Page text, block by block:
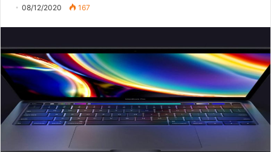
08/12/2020 167